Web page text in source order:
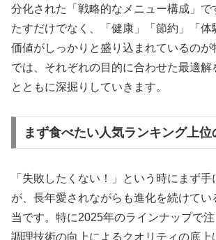
分化された「戦略的なメニュー構成」で
たすだけでなく、「健康」「節約」「体
価値がしっかりと盛り込まれているのが
では、それぞれの目的に合わせた最適解
とともに深掘りしていきます。
まず食べたい人気ランキング上位
「失敗したくない！」という時にまず
が、長年愛されながらも進化を続けてい
当です。特に2025年のラインナップで注
調理技術の向上によるクオリティの底上